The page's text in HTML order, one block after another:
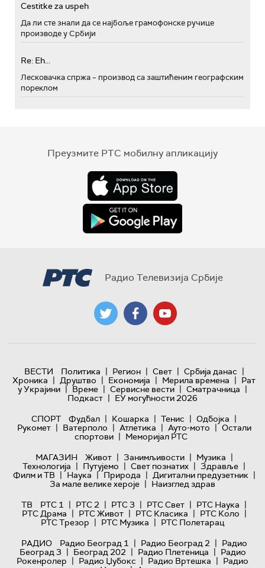
Cestitke za uspeh
Да ли сте знали да се најбоље грамофонске ручице
производе у Србији
Re: Eh...
Лесковачка спржа – производ са заштићеним географским
пореклом
Преузмите РТС мобилну апликацију
Радио Телевизија Србије
ВЕСТИ Политика | Регион | Свет | Србија данас |
Хроника | Друштво | Економија | Мерила времена | Рат
у Украјини | Време | Сервисне вести | Сматрачница |
Подкаст | ЕУ могућности 2026
СПОРТ
Фудбал | Кошарка | Тенис | Одбојка |
Рукомет | Ватерполо | Атлетика | Ауто-мото | Остали
спортови | Меморијал РТС
МАГАЗИН
Живот | Занимљивости | Музика |
Технологијa | Путујемо | Свет познатих | Здравље |
Филм и ТВ | Наука | Природа | Дигитални предузетник |
За мале велике хероје | Наизглед здрав
ТВ
РТС 1 | РТС 2 | РТС 3 | РТС Свет | РТС Наука |
РТС Драма | РТС Живот | РТС Класика | РТС Коло |
РТС Трезор | РТС Музика | РТС Полетарац
РАДИО
Радио Београд 1 | Радио Београд 2 | Радио
Београд 3 | Београд 202 | Радио Плетеница | Радио
Рокенролер | Радио Џубокс | Радио Вртешка | Радио